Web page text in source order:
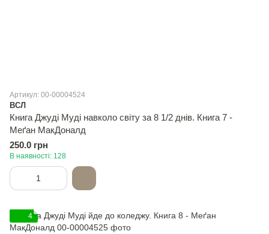
Артикул: 00-00004524
ВСЛ
Книга Джуді Муді навколо світу за 8 1/2 днів. Книга 7 -
Меґан МакДоналд
250.0 грн
В наявності: 128
4